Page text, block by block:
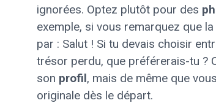
ignorées. Optez plutôt pour des
exemple, si vous remarquez que
par : Salut ! Si tu devais choisir
trésor perdu, que préférerais-tu ?
son profil, mais de même que
originale dès le départ.